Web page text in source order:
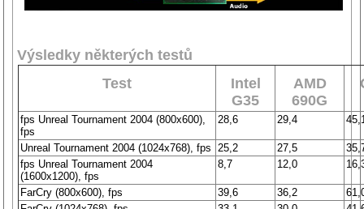
Výsledky některých testů
Test
Intel
G35
AMD
690G
fps Unreal Tournament 2004 (800x600),
fps
28,6 29,4
Unreal Tournament 2004 (1024x768), fps 25,2 27,5
fps Unreal Tournament 2004
(1600x1200), fps
8,7 12,0
FarCry (800x600), fps 39,6 36,2